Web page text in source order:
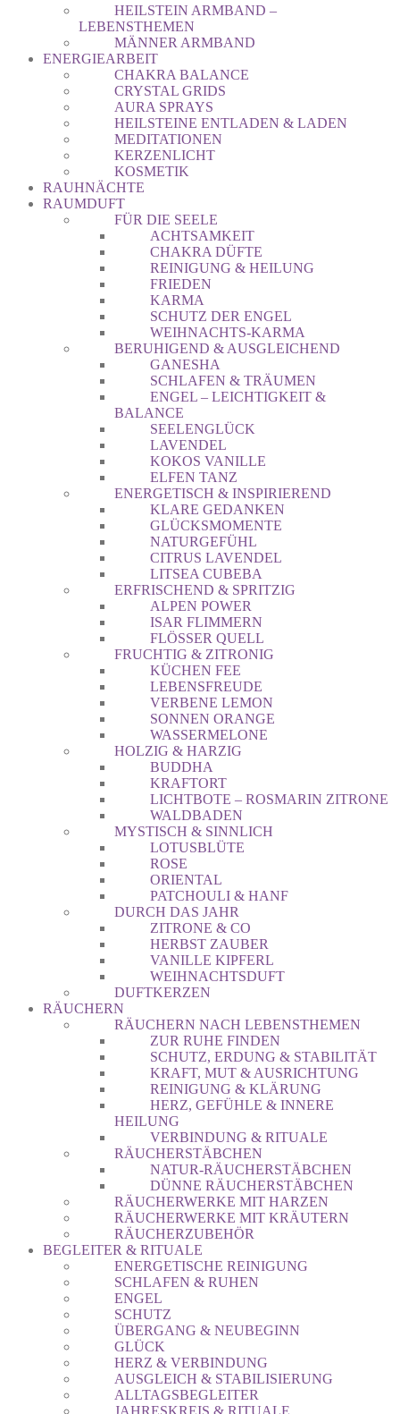
HEILSTEIN ARMBAND –
LEBENSTHEMEN
MÄNNER ARMBAND
ENERGIEARBEIT
CHAKRA BALANCE
CRYSTAL GRIDS
AURA SPRAYS
HEILSTEINE ENTLADEN & LADEN
MEDITATIONEN
KERZENLICHT
KOSMETIK
RAUHNÄCHTE
RAUMDUFT
FÜR DIE SEELE
ACHTSAMKEIT
CHAKRA DÜFTE
REINIGUNG & HEILUNG
FRIEDEN
KARMA
SCHUTZ DER ENGEL
WEIHNACHTS-KARMA
BERUHIGEND & AUSGLEICHEND
GANESHA
SCHLAFEN & TRÄUMEN
ENGEL – LEICHTIGKEIT &
BALANCE
SEELENGLÜCK
LAVENDEL
KOKOS VANILLE
ELFEN TANZ
ENERGETISCH & INSPIRIEREND
KLARE GEDANKEN
GLÜCKSMOMENTE
NATURGEFÜHL
CITRUS LAVENDEL
LITSEA CUBEBA
ERFRISCHEND & SPRITZIG
ALPEN POWER
ISAR FLIMMERN
FLÖSSER QUELL
FRUCHTIG & ZITRONIG
KÜCHEN FEE
LEBENSFREUDE
VERBENE LEMON
SONNEN ORANGE
WASSERMELONE
HOLZIG & HARZIG
BUDDHA
KRAFTORT
LICHTBOTE – ROSMARIN ZITRONE
WALDBADEN
MYSTISCH & SINNLICH
LOTUSBLÜTE
ROSE
ORIENTAL
PATCHOULI & HANF
DURCH DAS JAHR
ZITRONE & CO
HERBST ZAUBER
VANILLE KIPFERL
WEIHNACHTSDUFT
DUFTKERZEN
RÄUCHERN
RÄUCHERN NACH LEBENSTHEMEN
ZUR RUHE FINDEN
SCHUTZ, ERDUNG & STABILITÄT
KRAFT, MUT & AUSRICHTUNG
REINIGUNG & KLÄRUNG
HERZ, GEFÜHLE & INNERE
HEILUNG
VERBINDUNG & RITUALE
RÄUCHERSTÄBCHEN
NATUR-RÄUCHERSTÄBCHEN
DÜNNE RÄUCHERSTÄBCHEN
RÄUCHERWERKE MIT HARZEN
RÄUCHERWERKE MIT KRÄUTERN
RÄUCHERZUBEHÖR
BEGLEITER & RITUALE
ENERGETISCHE REINIGUNG
SCHLAFEN & RUHEN
ENGEL
SCHUTZ
ÜBERGANG & NEUBEGINN
GLÜCK
HERZ & VERBINDUNG
AUSGLEICH & STABILISIERUNG
ALLTAGSBEGLEITER
JAHRESKREIS & RITUALE